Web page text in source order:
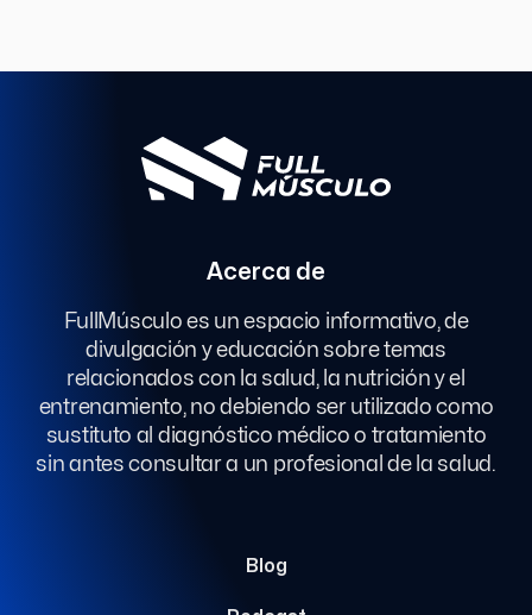
Acerca de
FullMúsculo es un espacio informativo, de
divulgación y educación sobre temas
relacionados con la salud, la nutrición y el
entrenamiento, no debiendo ser utilizado como
sustituto al diagnóstico médico o tratamiento
sin antes consultar a un profesional de la salud.
Blog